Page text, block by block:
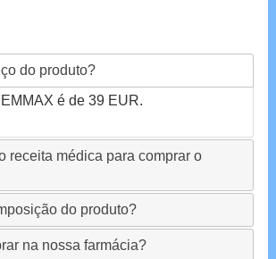
do produto?
é de 39 EUR.
receita médica para comprar o
do produto?
na nossa farmácia?